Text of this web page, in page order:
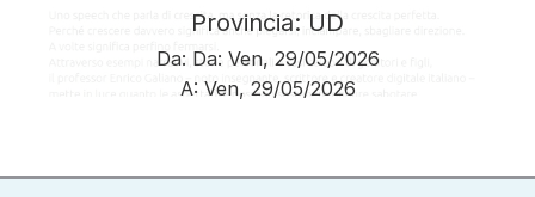
Provincia: UD
Da: Da: Ven, 29/05/2026
A: Ven, 29/05/2026